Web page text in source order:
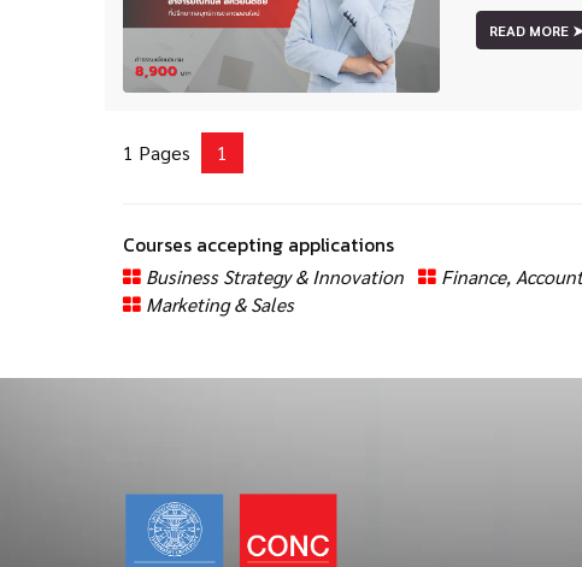
READ MORE
1 Pages 1
Courses accepting applications
Business Strategy & Innovation Finance,
Marketing & Sales